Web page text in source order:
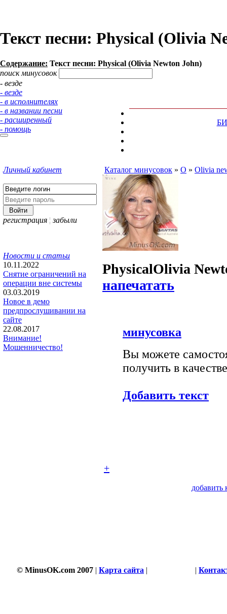
Текст песни: Physical (Olivia
Содержание: Текст песни: Physical (Olivia Newton John)
поиск минусовок
- везде
- везде
- в исполнителях
- в названии песни
- расширенный
- помощь
Личный кабинет
регистрация ¦ забыли
Новости и статьи
10.11.2022
Снятие ограничений на
операции вне системы
03.03.2019
Новое в демо
предпрослушивании на
сайте
22.08.2017
Внимание!
Мошенничество!
Каталог минусовок » O » Olivia
PhysicalOlivia
напечатать
минусовка
Вы можете
получить в
Добавить текст
+
добавить
© MinusOK.com 2007 | Карта сайта | |